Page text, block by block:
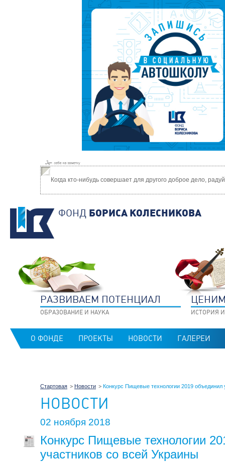
Когда кто-нибудь совершает для другого доброе дело,
ФОНД БОРИСА КОЛЕСНИКОВА
РАЗВИВАЕМ ПОТЕНЦИАЛ
ОБРАЗОВАНИЕ И НАУКА ИСТОРИЯ
О ФОНДЕ ПРОЕКТЫ НОВОСТИ ГАЛЕРЕИ
Стартовая Новости Конкурс Пищевые технологии 2019 объединил
НОВОСТИ
02 ноября 2018
Конкурс Пищевые технологии
участников со всей Украины